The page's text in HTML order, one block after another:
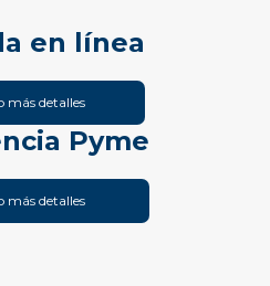
en línea
más detalles
Pyme
más detalles